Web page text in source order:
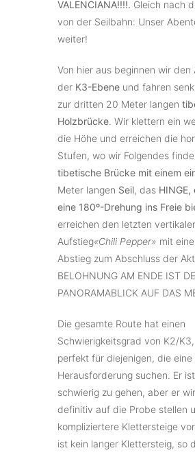
VALENCIANA!!!!. Gleich nach
von der Seilbahn: Unser
weiter!
Von hier aus beginnen wir den
der K3-Ebene und fahren
zur dritten 20 Meter langen
Holzbrücke. Wir klettern ein
die Höhe und erreichen die
Stufen, wo wir Folgendes
tibetische Brücke mit einem
Meter langen Seil, das HINGE,
eine 180º-Drehung ins Freie
erreichen den letzten
Aufstieg«Chili Pepper» mit
Abstieg zum Abschluss der
BELOHNUNG AM ENDE IST
PANORAMABLICK AUF DAS
Die gesamte Route hat einen
Schwierigkeitsgrad von K2/
perfekt für diejenigen, die eine
Herausforderung suchen. Er
schwierig zu gehen, aber er
definitiv auf die Probe stellen
kompliziertere Klettersteige
ist kein langer Klettersteig, so